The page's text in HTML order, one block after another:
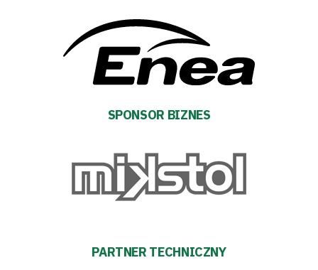
pośredników
transakcyjnych
SPONSOR BIZNES
PARTNER TECHNICZNY